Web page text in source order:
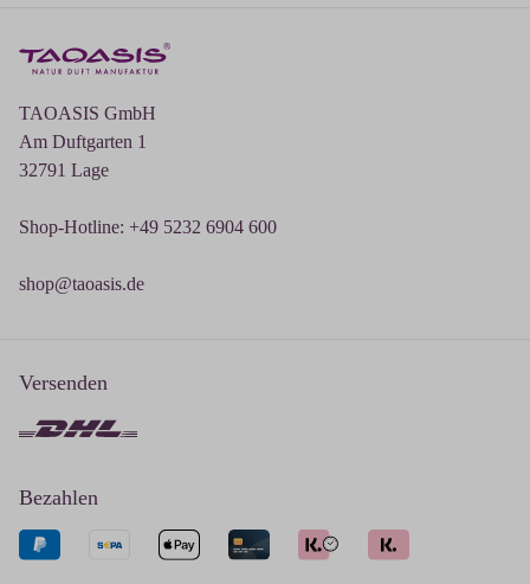
TAOASIS GmbH
Am Duftgarten 1
32791 Lage
Shop-Hotline: +49 5232 6904 600
shop@taoasis.de
Versenden
Bezahlen